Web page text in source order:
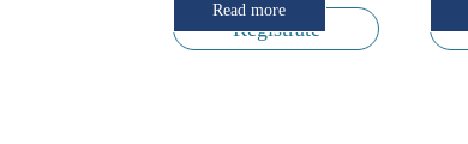
Regístrate
Read more